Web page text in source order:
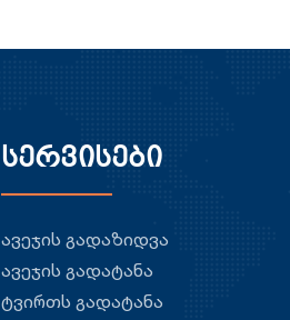
სერვისები
ავეჯის გადაზიდვა
ავეჯის გადატანა
ტვირთს გადატანა